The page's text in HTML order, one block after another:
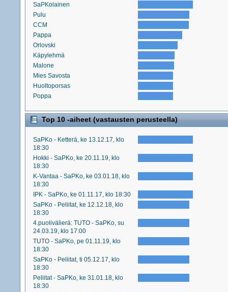
SaPKolainen
Pulu
CCM
Pappa
Orlovski
Käpylehmä
Malone
Mies Savosta
Huoltoporsas
Poppa
Top 10 -aiheet (vastausten perusteella)
SaPKo - Ketterä, ke 13.12.17, klo
18:30
Hokki - SaPKo, ke 20.11.19, klo
18:30
K-Vantaa - SaPKo, ke 03.01.18, klo
18:30
IPK - SaPKo, ke 01.11.17, klo 18:30
SaPKo - Peliitat, ke 12.12.18, klo
18:30
4.puolivälierä: TUTO - SaPKo, su
24.03.19, klo 17:00
TUTO - SaPKo, pe 01.11.19, klo
18:30
SaPKo - Peliitat, ti 05.12.17, klo
18:30
Peliitat - SaPKo, ke 31.01.18, klo
18:30